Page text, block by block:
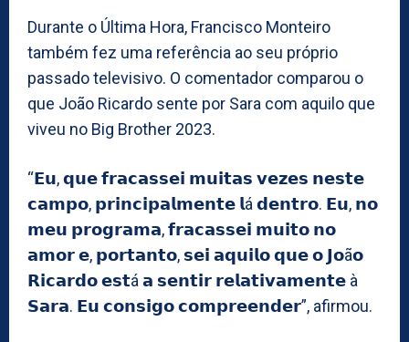
Durante o Última Hora, Francisco Monteiro
também fez uma referência ao seu próprio
passado televisivo. O comentador comparou o
que João Ricardo sente por Sara com aquilo que
viveu no Big Brother 2023.
“𝗘𝘂, 𝗾𝘂𝗲 𝗳𝗿𝗮𝗰𝗮𝘀𝘀𝗲𝗶 𝗺𝘂𝗶𝘁𝗮𝘀 𝘃𝗲𝘇𝗲𝘀 𝗻𝗲𝘀𝘁𝗲
𝗰𝗮𝗺𝗽𝗼, 𝗽𝗿𝗶𝗻𝗰𝗶𝗽𝗮𝗹𝗺𝗲𝗻𝘁𝗲 𝗹á 𝗱𝗲𝗻𝘁𝗿𝗼. 𝗘𝘂, 𝗻𝗼
𝗺𝗲𝘂 𝗽𝗿𝗼𝗴𝗿𝗮𝗺𝗮, 𝗳𝗿𝗮𝗰𝗮𝘀𝘀𝗲𝗶 𝗺𝘂𝗶𝘁𝗼 𝗻𝗼
𝗮𝗺𝗼𝗿 𝗲, 𝗽𝗼𝗿𝘁𝗮𝗻𝘁𝗼, 𝘀𝗲𝗶 𝗮𝗾𝘂𝗶𝗹𝗼 𝗾𝘂𝗲 𝗼 𝗝𝗼ã𝗼
𝗥𝗶𝗰𝗮𝗿𝗱𝗼 𝗲𝘀𝘁á 𝗮 𝘀𝗲𝗻𝘁𝗶𝗿 𝗿𝗲𝗹𝗮𝘁𝗶𝘃𝗮𝗺𝗲𝗻𝘁𝗲 à
𝗦𝗮𝗿𝗮. 𝗘𝘂 𝗰𝗼𝗻𝘀𝗶𝗴𝗼 𝗰𝗼𝗺𝗽𝗿𝗲𝗲𝗻𝗱𝗲𝗿”, afirmou.